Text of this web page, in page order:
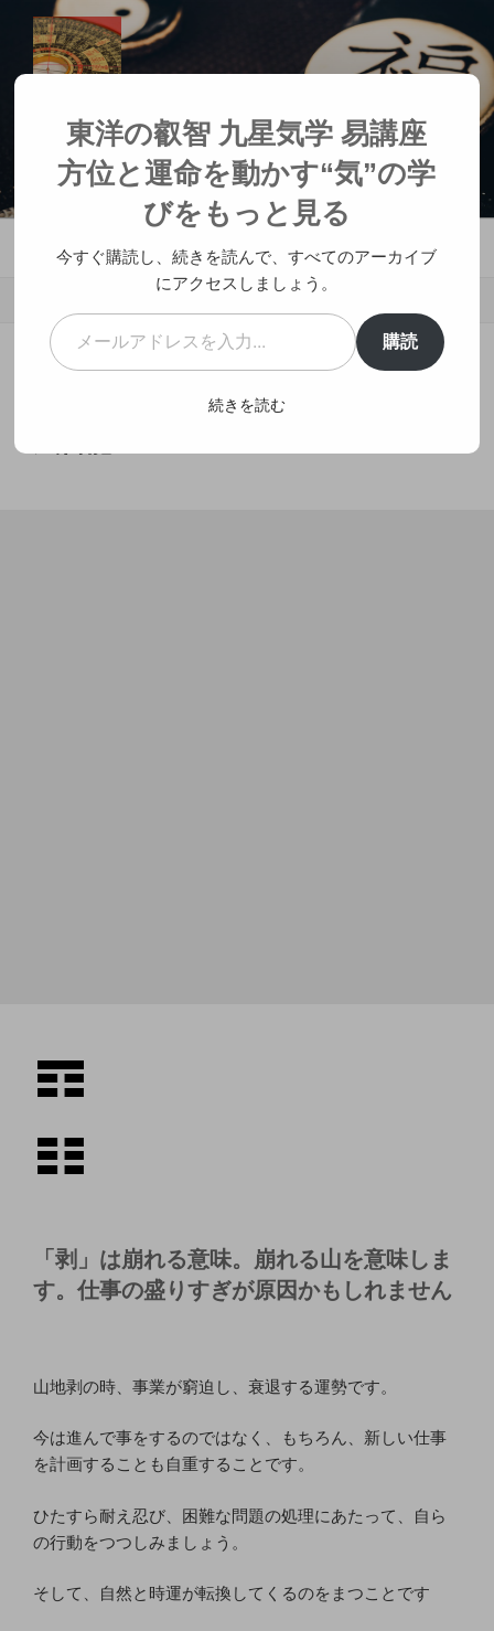
キ
ッ
東洋の叡智 九星気学 易講座 方位と
運命を動かす“気”の学び
人生が変わる神社参拝
メニュー
2019年7月5日投稿者:治癒士 風雷龍
山地剥さんちはく 易カウンセラー
「剥」は崩れる意味。崩れる山を意味しま
す。仕事の盛りすぎが原因かもしれません
山地剥の時、事業が窮迫し、衰退する運勢です。
今は進んで事をするのではなく、もちろん、新しい仕事
を計画することも自重することです。
ひたすら耐え忍び、困難な問題の処理にあたって、自ら
の行動をつつしみましょう。
そして、自然と時運が転換してくるのをまつことです
東洋の叡智 九星気学 易講座
方位と運命を動かす“気”の学
びをもっと見る
今すぐ購読し、続きを読んで、すべてのアーカイブ
にアクセスしましょう。
メールアドレスを入力...
購読
続きを読む